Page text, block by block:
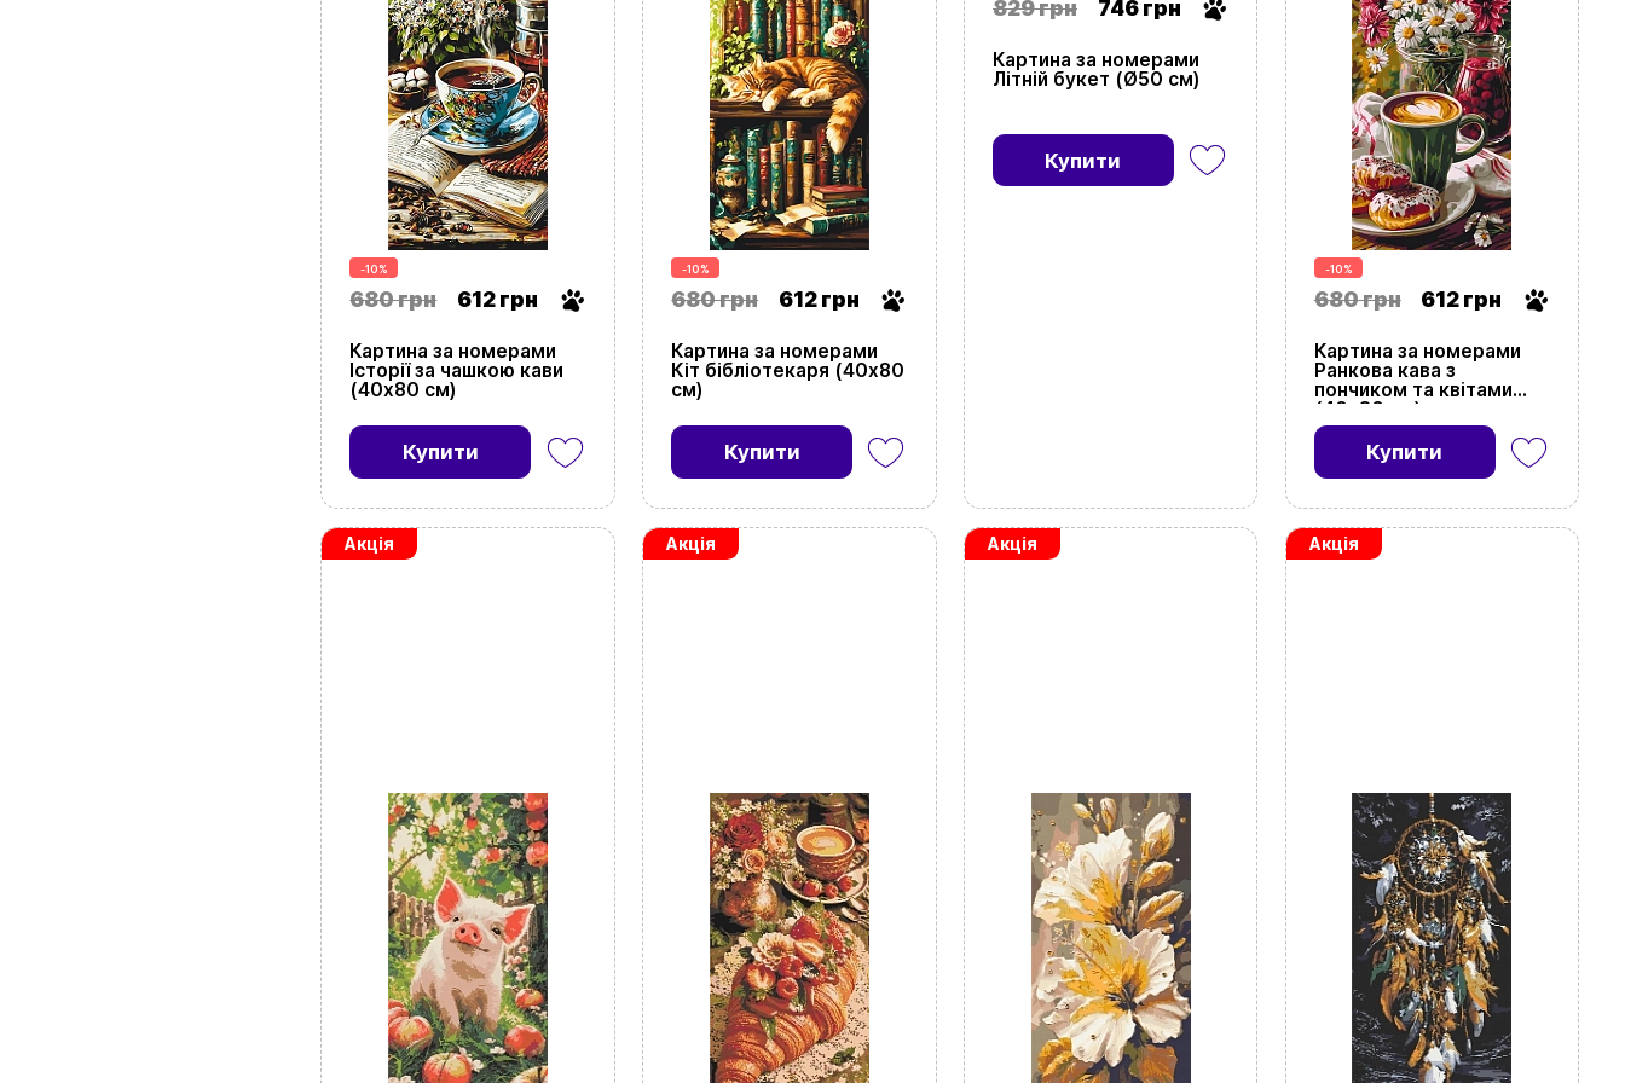
-10%
680 грн 612 грн
Картина за номерами
Історії за чашкою кави
(40х80 см)
Купити
-10%
680 грн 612 грн
Картина за номерами
Кіт бібліотекаря (40х80
см)
Купити
829 грн 746 грн
Картина за номерами
Літній букет (Ø50 см)
Купити
-10%
680 грн 612 грн
Картина за номерами
Ранкова кава з
пончиком та квітами
(40х80 см)
Купити
Акція Акція Акція Акція